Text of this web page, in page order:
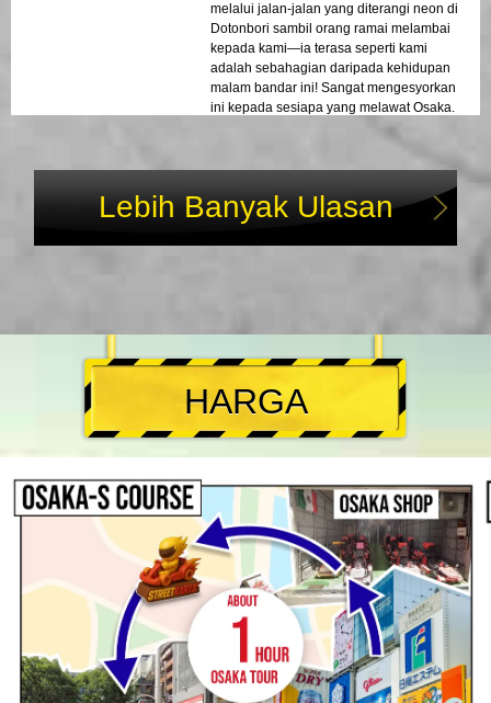
melalui jalan-jalan yang diterangi neon di
Dotonbori sambil orang ramai melambai
kepada kami—ia terasa seperti kami
adalah sebahagian daripada kehidupan
malam bandar ini! Sangat mengesyorkan
ini kepada sesiapa yang melawat Osaka.
Lebih Banyak Ulasan
HARGA